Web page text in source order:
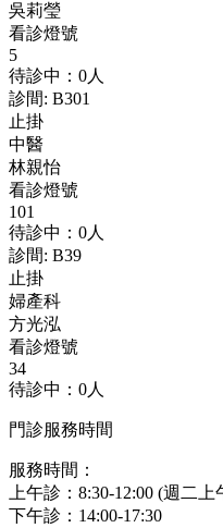
吳莉瑩
看診燈號
5
待診中：0人
診間: B301
止掛
中醫
林親怡
看診燈號
101
待診中：0人
診間: B39
止掛
婦產科
方光泓
看診燈號
34
待診中：0人
門診服務時間
服務時間：
上午診：8:30-12:00 (週二
下午診：14:00-17:30